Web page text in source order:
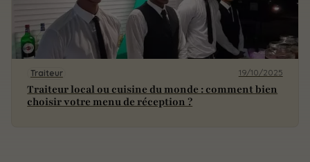
Traiteur 19/10/2025
Traiteur local ou cuisine du monde : comment bien
choisir votre menu de réception ?